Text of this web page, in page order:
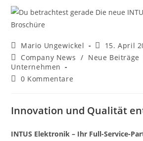
Mario Ungewickel
15. April
Company News / Neue Beiträge
Unternehmen
0 Kommentare
Innovation und Qualität
INTUS Elektronik – Ihr Full-Service-